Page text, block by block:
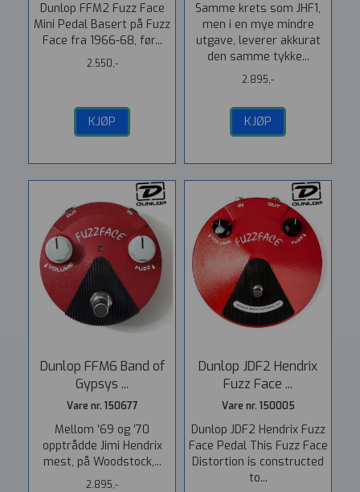
Dunlop FFM2 Fuzz Face
Mini Pedal Basert på Fuzz
Face fra 1966-68, før...
2.550,-
KJØP
Samme krets som JHF1,
men i en mye mindre
utgave, ­leverer akkurat
den samme tykke...
2.895,-
KJØP
Dunlop FFM6 Band of
Gypsys ...
Vare nr. 150677
Mellom ’69 og ’70
opptrådde Jimi Hendrix
mest, på Woodstock,...
2.895,-
Dunlop JDF2 Hendrix
Fuzz Face ...
Vare nr. 150005
Dunlop JDF2 Hendrix Fuzz
Face Pedal This Fuzz Face
Distortion is constructed
to...